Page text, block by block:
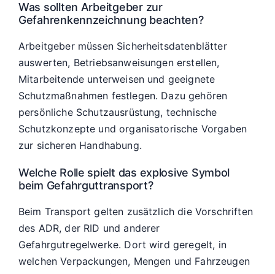
Was sollten Arbeitgeber zur
Gefahrenkennzeichnung beachten?
Arbeitgeber müssen Sicherheitsdatenblätter
auswerten, Betriebsanweisungen erstellen,
Mitarbeitende unterweisen und geeignete
Schutzmaßnahmen festlegen. Dazu gehören
persönliche Schutzausrüstung, technische
Schutzkonzepte und organisatorische Vorgaben
zur sicheren Handhabung.
Welche Rolle spielt das explosive Symbol
beim Gefahrguttransport?
Beim Transport gelten zusätzlich die Vorschriften
des ADR, der RID und anderer
Gefahrgutregelwerke. Dort wird geregelt, in
welchen Verpackungen, Mengen und Fahrzeugen